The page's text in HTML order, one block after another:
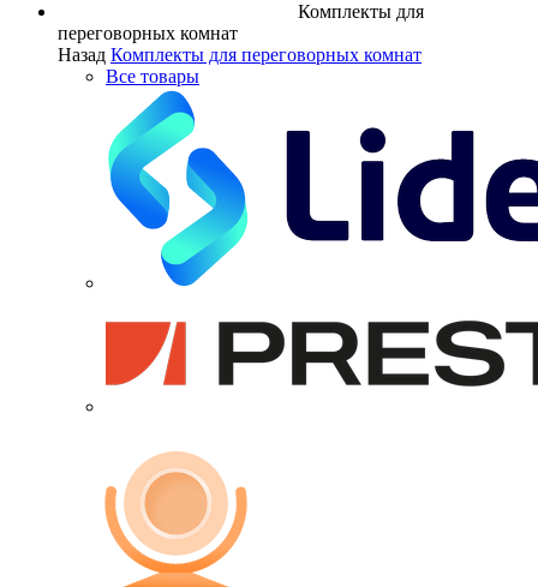
Комплекты для
переговорных комнат
Назад Комплекты для переговорных комнат
Все товары